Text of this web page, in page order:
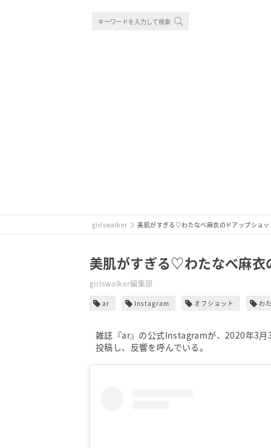
girlswalker 美肌がすぎる♡わたなべ麻衣のドアップショ
美肌がすぎる♡わたなべ麻衣
girlswalker編集部
ar Instagram オフショット わ
雑誌『ar』の公式Instagramが、2020年3月
投稿し、反響を呼んでいる。